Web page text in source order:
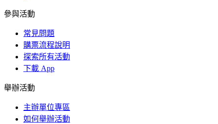
參與活動
常見問題
購票流程說明
探索所有活動
下載 App
舉辦活動
主辦單位專區
如何舉辦活動